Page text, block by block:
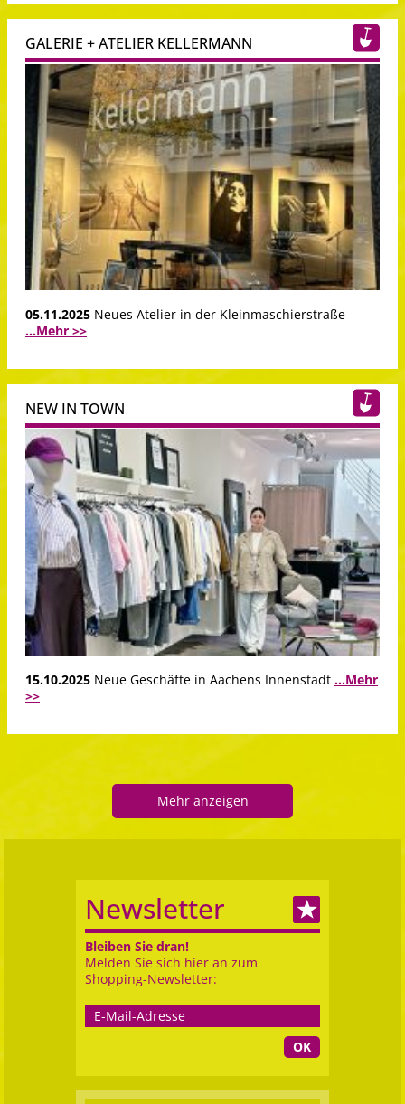
GALERIE + ATELIER KELLERMANN
05.11.2025 Neues Atelier in der Kleinmaschierstraße
...Mehr >>
NEW IN TOWN
15.10.2025 Neue Geschäfte in Aachens Innenstadt ...Mehr
>>
Mehr anzeigen
Newsletter
Bleiben Sie dran!
Melden Sie sich hier an zum
Shopping-Newsletter:
OK